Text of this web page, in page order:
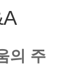
의 주